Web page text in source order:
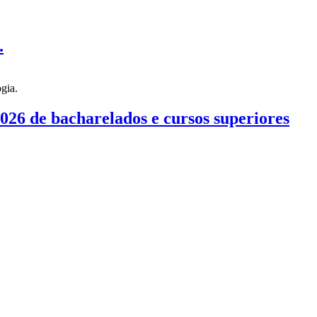
de bacharelados e cursos superiores